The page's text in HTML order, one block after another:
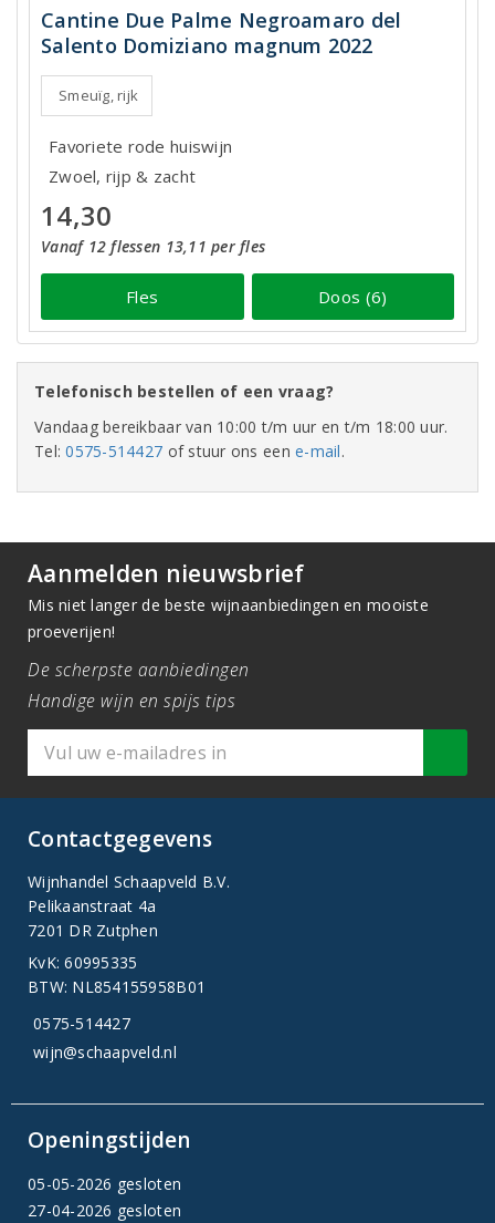
Cantine Due Palme Negroamaro del
Salento Domiziano magnum 2022
Smeuïg, rijk
Favoriete rode huiswijn
Zwoel, rijp & zacht
14,30
Vanaf 12 flessen 13,11 per fles
Fles Doos (6)
Telefonisch bestellen of een vraag?
Vandaag bereikbaar van 10:00 t/m uur en t/m 18:00 uur.
Tel:0575-514427 of stuur ons eene-mail.
Aanmelden nieuwsbrief
Mis niet langer de beste wijnaanbiedingen en mooiste
proeverijen!
De scherpste aanbiedingen
Handige wijn en spijs tips
Contactgegevens
Wijnhandel Schaapveld B.V.
Pelikaanstraat 4a
7201 DR Zutphen
KvK: 60995335
BTW: NL854155958B01
0575-514427
wijn@schaapveld.nl
Openingstijden
05-05-2026 gesloten
27-04-2026 gesloten